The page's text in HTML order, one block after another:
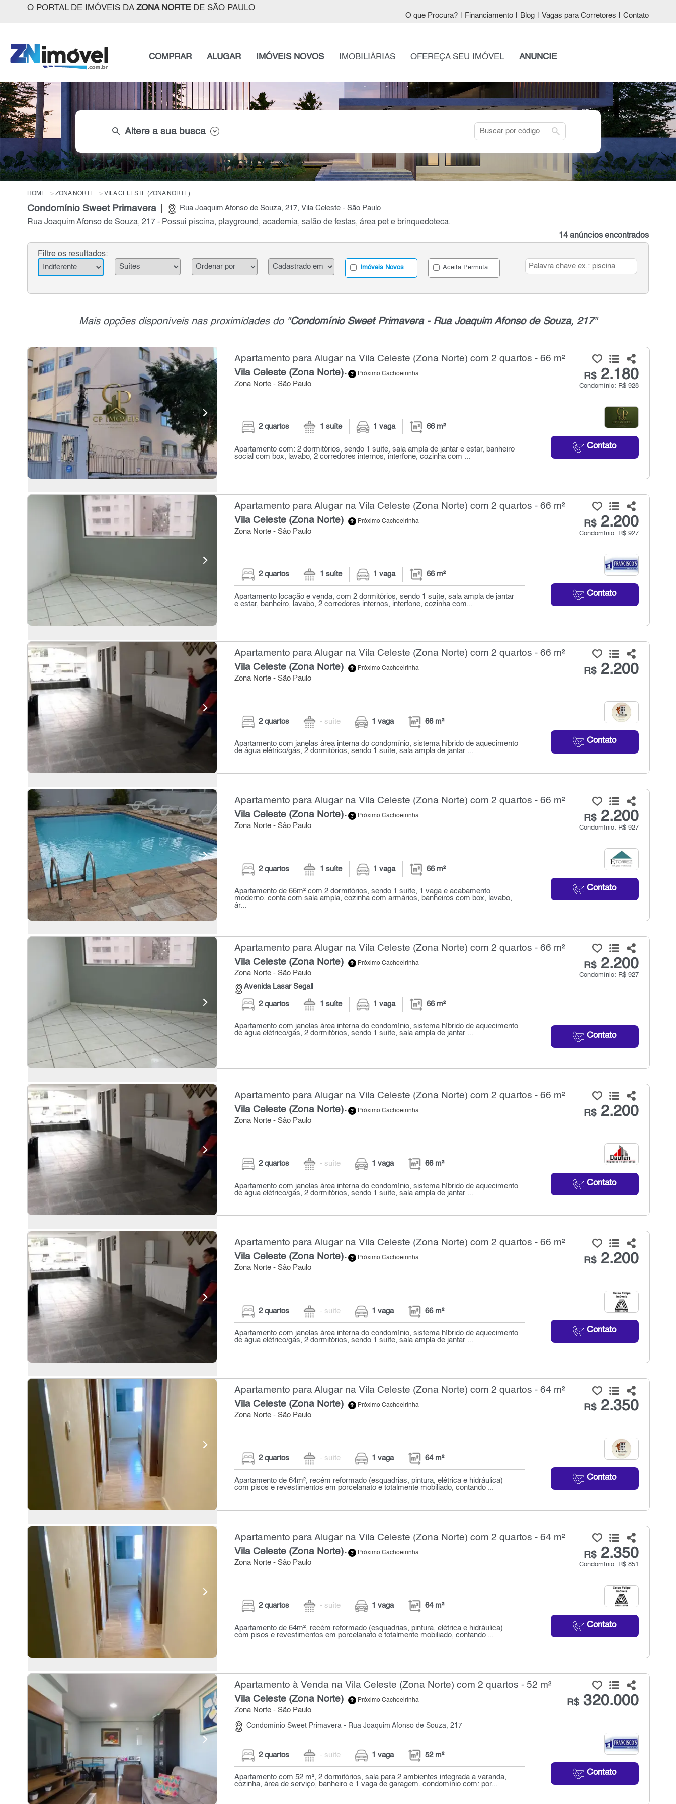
O PORTAL DE IMÓVEIS DA ZONA NORTEDE SÃO PAULO
O que Procura? Financiamento Blog Vagas para Corretores Contato
COMPRAR ALUGAR IMÓVEIS NOVOS IMOBILIÁRIAS OFEREÇA SEU IMÓVEL ANUNCIE
search Altere a sua busca search
HOME ZONA NORTE VILA CELESTE (ZONA NORTE)
Condomínio Sweet Primavera Rua Joaquim Afonso de Souza, 217, Vila Celeste - São Paulo
Rua Joaquim Afonso de Souza, 217 - Possui piscina, playground, academia, salão de festas, área pet e brinquedoteca.
14 anúncios encontrados
Filtre os resultados:
Imóveis Novos Aceita Permuta
Mais opções disponíveis nas proximidades do "Condomínio Sweet Primavera - Rua Joaquim Afonso de Souza, 217"
Apartamento para Alugar na Vila Celeste (Zona Norte) com 2 quartos - 66 m²
Vila Celeste (Zona Norte)- Próximo Cachoeirinha
Zona Norte - São Paulo
R$2.180
Condomínio: R$ 928
Contato
2 quartos 1 suíte 1 vaga 66 m²
Apartamento com: 2 dormitórios, sendo 1 suíte, sala ampla de jantar e estar, banheiro
social com box, lavabo, 2 corredores internos, interfone, cozinha com ...
Apartamento para Alugar na Vila Celeste (Zona Norte) com 2 quartos - 66 m²
Vila Celeste (Zona Norte)- Próximo Cachoeirinha
Zona Norte - São Paulo
R$2.200
Condomínio: R$ 927
Contato
2 quartos 1 suíte 1 vaga 66 m²
Apartamento locação e venda, com 2 dormitórios, sendo 1 suíte, sala ampla de jantar
e estar, banheiro, lavabo, 2 corredores internos, interfone, cozinha com...
Apartamento para Alugar na Vila Celeste (Zona Norte) com 2 quartos - 66 m²
Vila Celeste (Zona Norte)- Próximo Cachoeirinha
Zona Norte - São Paulo
R$2.200
Contato
2 quartos - suíte 1 vaga 66 m²
Apartamento com janelas área interna do condomínio, sistema híbrido de aquecimento
de água elétrico/gás, 2 dormitórios, sendo 1 suíte, sala ampla de jantar ...
Apartamento para Alugar na Vila Celeste (Zona Norte) com 2 quartos - 66 m²
Vila Celeste (Zona Norte)- Próximo Cachoeirinha
Zona Norte - São Paulo
R$2.200
Condomínio: R$ 927
Contato
2 quartos 1 suíte 1 vaga 66 m²
Apartamento de 66m² com 2 dormitórios, sendo 1 suíte, 1 vaga e acabamento
moderno. conta com sala ampla, cozinha com armários, banheiros com box, lavabo,
ár...
Apartamento para Alugar na Vila Celeste (Zona Norte) com 2 quartos - 66 m²
Vila Celeste (Zona Norte)- Próximo Cachoeirinha
Zona Norte - São Paulo
Avenida Lasar Segall
R$2.200
Condomínio: R$ 927
Contato
2 quartos 1 suíte 1 vaga 66 m²
Apartamento com janelas área interna do condomínio, sistema híbrido de aquecimento
de água elétrico/gás, 2 dormitórios, sendo 1 suíte, sala ampla de jantar ...
Apartamento para Alugar na Vila Celeste (Zona Norte) com 2 quartos - 66 m²
Vila Celeste (Zona Norte)- Próximo Cachoeirinha
Zona Norte - São Paulo
R$2.200
Contato
2 quartos - suíte 1 vaga 66 m²
Apartamento com janelas área interna do condomínio, sistema híbrido de aquecimento
de água elétrico/gás, 2 dormitórios, sendo 1 suíte, sala ampla de jantar ...
Apartamento para Alugar na Vila Celeste (Zona Norte) com 2 quartos - 66 m²
Vila Celeste (Zona Norte)- Próximo Cachoeirinha
Zona Norte - São Paulo
R$2.200
Contato
2 quartos - suíte 1 vaga 66 m²
Apartamento com janelas área interna do condomínio, sistema híbrido de aquecimento
de água elétrico/gás, 2 dormitórios, sendo 1 suíte, sala ampla de jantar ...
Apartamento para Alugar na Vila Celeste (Zona Norte) com 2 quartos - 64 m²
Vila Celeste (Zona Norte)- Próximo Cachoeirinha
Zona Norte - São Paulo
R$2.350
Contato
2 quartos - suíte 1 vaga 64 m²
Apartamento de 64m², recém reformado (esquadrias, pintura, elétrica e hidráulica)
com pisos e revestimentos em porcelanato e totalmente mobiliado, contando ...
Apartamento para Alugar na Vila Celeste (Zona Norte) com 2 quartos - 64 m²
Vila Celeste (Zona Norte)- Próximo Cachoeirinha
Zona Norte - São Paulo
R$2.350
Condomínio: R$ 851
Contato
2 quartos - suíte 1 vaga 64 m²
Apartamento de 64m², recém reformado (esquadrias, pintura, elétrica e hidráulica)
com pisos e revestimentos em porcelanato e totalmente mobiliado, contando ...
Apartamento à Venda na Vila Celeste (Zona Norte) com 2 quartos - 52 m²
Vila Celeste (Zona Norte)- Próximo Cachoeirinha
Zona Norte - São Paulo
Condomínio Sweet Primavera - Rua Joaquim Afonso de Souza, 217
R$320.000
Contato
2 quartos - suíte 1 vaga 52 m²
Apartamento com 52 m², 2 dormitórios, sala para 2 ambientes integrada a varanda,
cozinha, área de serviço, banheiro e 1 vaga de garagem. condomínio com: por...